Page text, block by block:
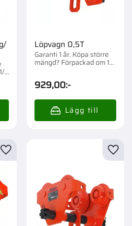
4
Löpvagn 0,5T
Garanti 1 år. Köpa större
mängd? Förpackad om 1
929,00:-
Lägg till i favoriter